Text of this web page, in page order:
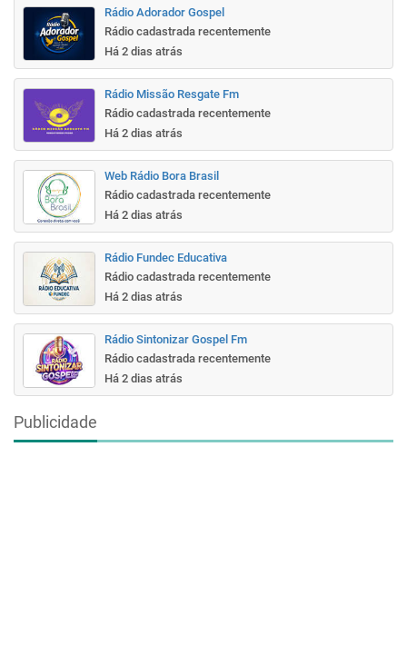
Rádio Adorador Gospel
Rádio cadastrada recentemente
Há 2 dias atrás
Rádio Missão Resgate Fm
Rádio cadastrada recentemente
Há 2 dias atrás
Web Rádio Bora Brasil
Rádio cadastrada recentemente
Há 2 dias atrás
Rádio Fundec Educativa
Rádio cadastrada recentemente
Há 2 dias atrás
Rádio Sintonizar Gospel Fm
Rádio cadastrada recentemente
Há 2 dias atrás
Publicidade